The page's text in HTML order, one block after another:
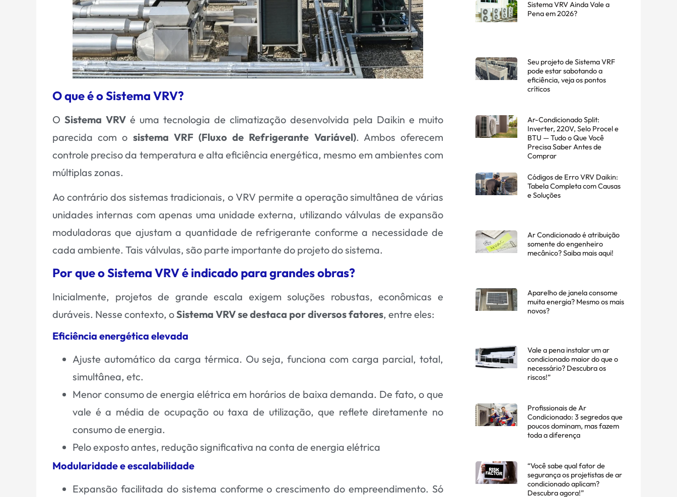
O que é o Sistema VRV?
O Sistema VRV é uma tecnologia de climatização desenvolvida pela Daikin e muito
parecida com o sistema VRF (Fluxo de Refrigerante Variável). Ambos oferecem
controle preciso da temperatura e alta eficiência energética, mesmo em ambientes com
múltiplas zonas.
Ao contrário dos sistemas tradicionais, o VRV permite a operação simultânea de várias
unidades internas com apenas uma unidade externa, utilizando válvulas de expansão
moduladoras que ajustam a quantidade de refrigerante conforme a necessidade de
cada ambiente. Tais válvulas, são parte importante do projeto do sistema.
Por que o Sistema VRV é indicado para grandes obras?
Inicialmente, projetos de grande escala exigem soluções robustas, econômicas e
duráveis. Nesse contexto, oSistema VRV se destaca por diversos fatores, entre eles:
Eficiência energética elevada
Ajuste automático da carga térmica. Ou seja, funciona com carga parcial, total,
simultânea, etc.
Menor consumo de energia elétrica em horários de baixa demanda. De fato, o que
vale é a média de ocupação ou taxa de utilização, que reflete diretamente no
consumo de energia.
Pelo exposto antes, redução significativa na conta de energia elétrica
Modularidade e escalabilidade
Expansão facilitada do sistema conforme o crescimento do empreendimento. Só
Sistema VRV Ainda Vale a
Pena em 2026?
Seu projeto de Sistema VRF
pode estar sabotando a
eficiência, veja os pontos
críticos
Ar-Condicionado Split:
Inverter, 220V, Selo Procel e
BTU — Tudo o Que Você
Precisa Saber Antes de
Comprar
Códigos de Erro VRV Daikin:
Tabela Completa com Causas
e Soluções
Ar Condicionado é atribuição
somente do engenheiro
mecânico? Saiba mais aqui!
Aparelho de janela consome
muita energia? Mesmo os mais
novos?
Vale a pena instalar um ar
condicionado maior do que o
necessário? Descubra os
riscos!”
Profissionais de Ar
Condicionado: 3 segredos que
poucos dominam, mas fazem
toda a diferença
“Você sabe qual fator de
segurança os projetistas de ar
condicionado aplicam?
Descubra agora!”